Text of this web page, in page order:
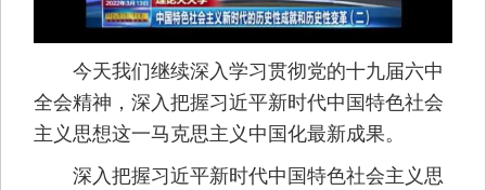
今天我们继续深入学习贯彻党的十九届六中
全会精神，深入把握习近平新时代中国特色社会
主义思想这一马克思主义中国化最新成果。
深入把握习近平新时代中国特色社会主义思